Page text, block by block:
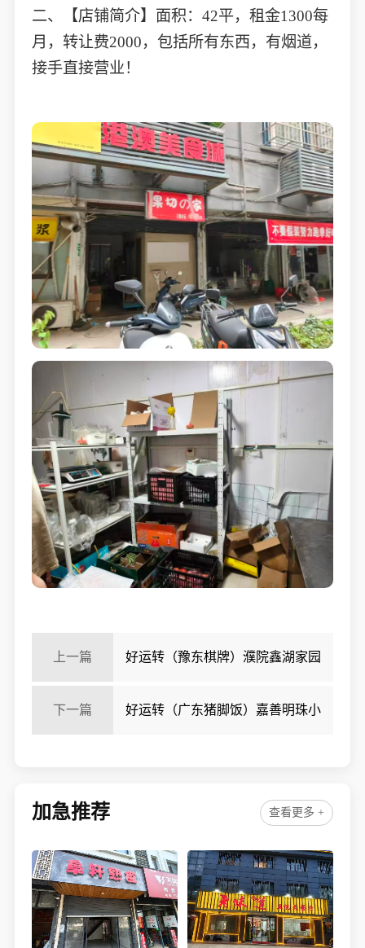
二、【店铺简介】面积：42平，租金1300每
月，转让费2000，包括所有东西，有烟道，
接手直接营业！
上一篇 好运转（豫东棋牌）濮院鑫湖家园
棋牌室转让
下一篇 好运转（广东猪脚饭）嘉善明珠小
加急推荐 查看更多 +